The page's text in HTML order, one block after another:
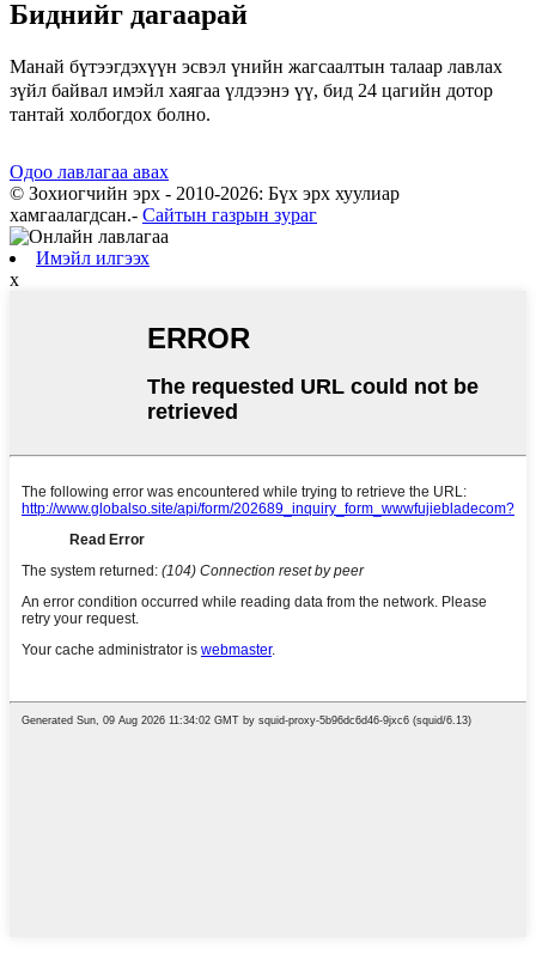
Биднийг дагаарай
Манай бүтээгдэхүүн эсвэл үнийн жагсаалтын талаар лавлах
зүйл байвал имэйл хаягаа үлдээнэ үү, бид 24 цагийн дотор
тантай холбогдох болно.
Одоо лавлагаа авах
© Зохиогчийн эрх - 2010-2026: Бүх эрх хуулиар
хамгаалагдсан.- Сайтын газрын зураг
Имэйл илгээх
x